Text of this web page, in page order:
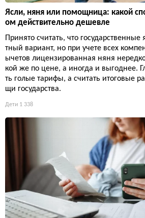
Ясли, няня или помощница: какой
ом действительно дешевле
Принято считать, что
тный вариант, но при учете всех
ычетов лицензированная няня
кой же по цене, а иногда и выгоднее.
ть голые тарифы, а считать итоговые
щи государства.
Дети 1 338